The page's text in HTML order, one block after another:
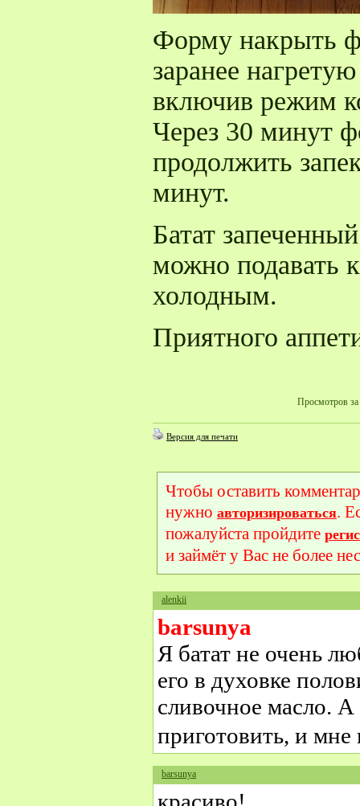
Форму накрыть
заранее
включив режим
Через 30 минут
продолжить
минут.
Батат
можно подавать
холодным.
Приятного
Просмотров за
Версия для печати
Чтобы оставить
нужно авторизироваться.
пожалуйста пройдите
и займёт у Вас не более
alenkii
barsunya
Я батат не очень
его в духовке
сливочное масло. А
приготовить, и
barsunya